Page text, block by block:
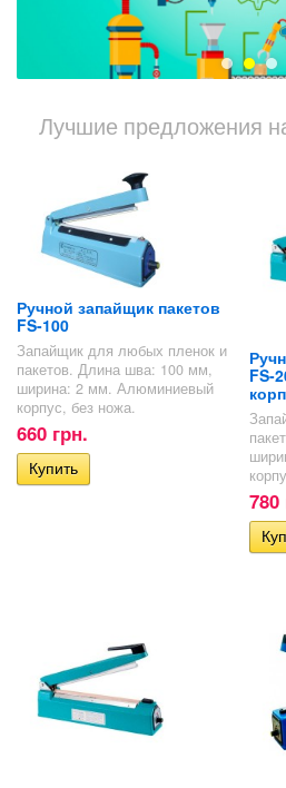
Лучшие предложения
Ручной запайщик пакетов
FS-100
Запайщик для любых пленок и
пакетов. Длина шва: 100 мм,
ширина: 2 мм. Алюминиевый
корпус, без ножа.
660 грн.
FS-
780